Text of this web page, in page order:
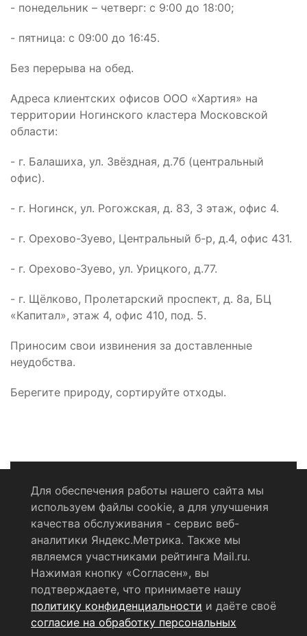
- понедельник – четверг: с 9:00 до 18:00;
- пятница: с 09:00 до 16:45.
Без перерыва на обед.
Адреса клиентских офисов ООО «Хартия» на
территории Ногинского кластера Московской
области:
- г. Балашиха, ул. Звёздная, д.7б (центральный
офис).
- г. Ногинск, ул. Рогожская, д. 83, 3 этаж, офис 4.
- г. Орехово-Зуево, Центральный б-р, д.4, офис 431.
- г. Орехово-Зуево, ул. Урицкого, д.77.
- г. Щёлково, Пролетарский проспект, д. 8а, БЦ
«Капитал», этаж 4, офис 410, под. 5.
Приносим свои извинения за доставленные
неудобства.
Берегите природу, сортируйте отходы.
Политика конфиденциальности
Согласие на обработку персональных данных
RSS-лента
© 2004 - 2026 Сетевое издание Щёлковское ТВ.
Свидетельство о регистрации СМИ
Для обеспечения работы нашего сайта мы
используем файлы cookie, а для улучшения
качества обслуживания - сервис веб-
аналитики Яндекс.Метрика. Также мы
являемся участниками рейтинга Mail.ru.
Нажимая кнопку «Согласен», вы
подтверждаете, что принимаете нашу
политику конфиденциальности и даёте своё
согласие на обработку персональных